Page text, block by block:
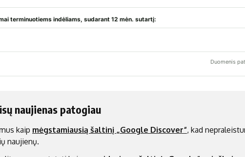
naujienas patogiau
kaip mėgstamiausią šaltinį „Google Discover“, kad
naujienų.